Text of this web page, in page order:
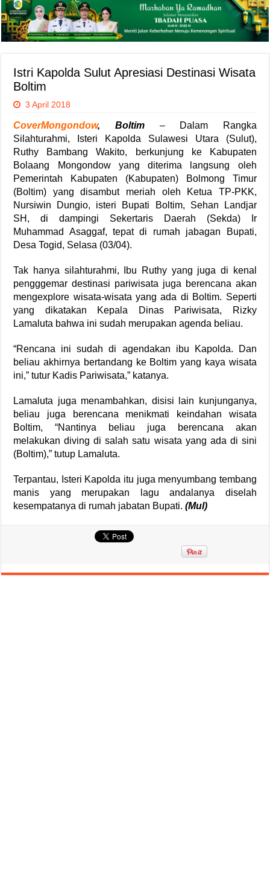
Istri Kapolda Sulut Apresiasi Destinasi Wisata
Boltim
3 April 2018
CoverMongondow, Boltim – Dalam Rangka
Silahturahmi, Isteri Kapolda Sulawesi Utara (Sulut),
Ruthy Bambang Wakito, berkunjung ke Kabupaten
Bolaang Mongondow yang diterima langsung oleh
Pemerintah Kabupaten (Kabupaten) Bolmong Timur
(Boltim) yang disambut meriah oleh Ketua TP-PKK,
Nursiwin Dungio, isteri Bupati Boltim, Sehan Landjar
SH, di dampingi Sekertaris Daerah (Sekda) Ir
Muhammad Asaggaf, tepat di rumah jabagan Bupati,
Desa Togid, Selasa (03/04).
Tak hanya silahturahmi, Ibu Ruthy yang juga di kenal
pengggemar destinasi pariwisata juga berencana akan
mengexplore wisata-wisata yang ada di Boltim. Seperti
yang dikatakan Kepala Dinas Pariwisata, Rizky
Lamaluta bahwa ini sudah merupakan agenda beliau.
“Rencana ini sudah di agendakan ibu Kapolda. Dan
beliau akhirnya bertandang ke Boltim yang kaya wisata
ini,” tutur Kadis Pariwisata,” katanya.
Lamaluta juga menambahkan, disisi lain kunjunganya,
beliau juga berencana menikmati keindahan wisata
Boltim, “Nantinya beliau juga berencana akan
melakukan diving di salah satu wisata yang ada di sini
(Boltim),” tutup Lamaluta.
Terpantau, Isteri Kapolda itu juga menyumbang tembang
manis yang merupakan lagu andalanya diselah
kesempatanya di rumah jabatan Bupati.(Mul)